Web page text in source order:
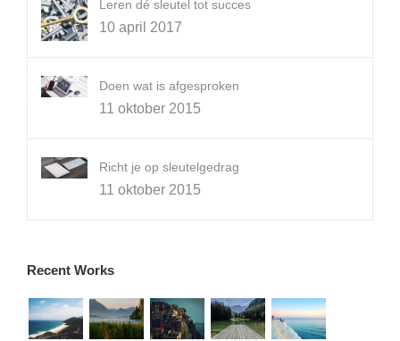
Leren dé sleutel tot succes
10 april 2017
Doen wat is afgesproken
11 oktober 2015
Richt je op sleutelgedrag
11 oktober 2015
Recent Works